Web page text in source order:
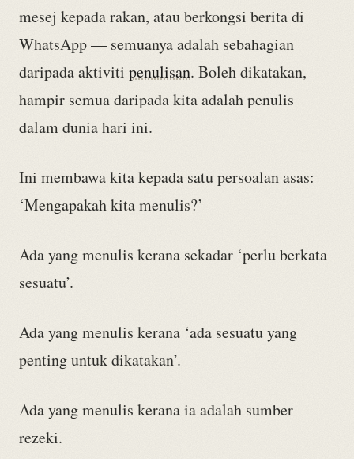
mesej kepada rakan, atau berkongsi berita di
WhatsApp — semuanya adalah sebahagian
daripada aktiviti penulisan. Boleh dikatakan,
hampir semua daripada kita adalah penulis
dalam dunia hari ini.
Ini membawa kita kepada satu persoalan asas:
‘Mengapakah kita menulis?’
Ada yang menulis kerana sekadar ‘perlu berkata
sesuatu’.
Ada yang menulis kerana ‘ada sesuatu yang
penting untuk dikatakan’.
Ada yang menulis kerana ia adalah sumber
rezeki.